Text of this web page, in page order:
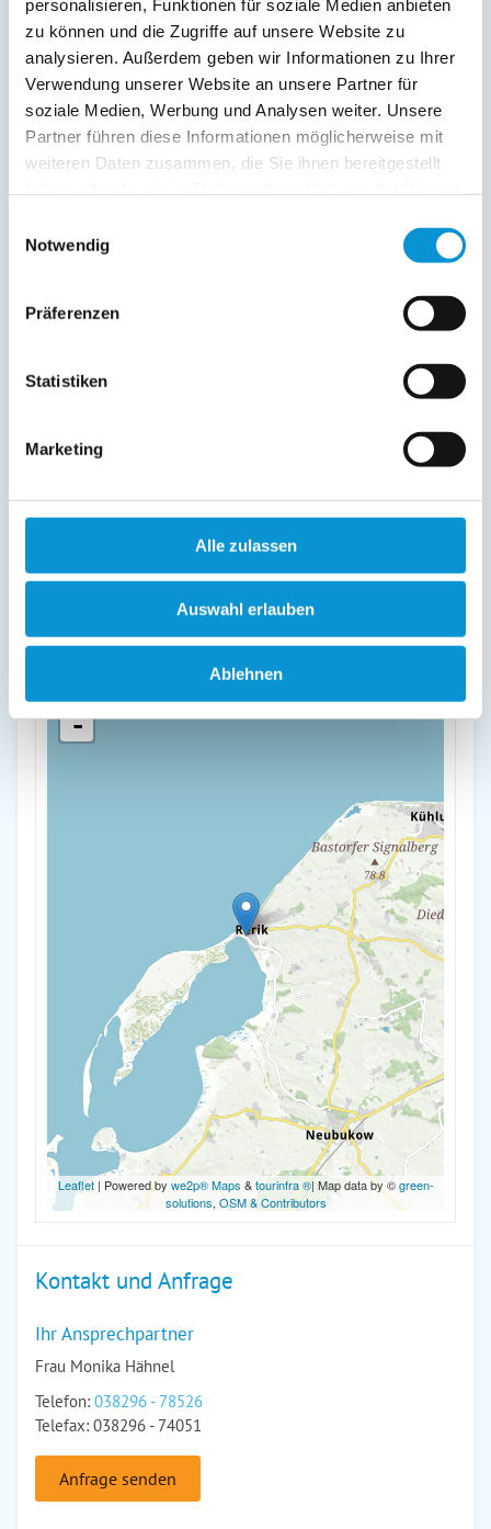
personalisieren, Funktionen für soziale Medien anbieten
zu können und die Zugriffe auf unsere Website zu
analysieren. Außerdem geben wir Informationen zu Ihrer
Verwendung unserer Website an unsere Partner für
soziale Medien, Werbung und Analysen weiter. Unsere
Partner führen diese Informationen möglicherweise mit
weiteren Daten zusammen, die Sie ihnen bereitgestellt
Notwendig
Präferenzen
Statistiken
Marketing
Alle zulassen
Auswahl erlauben
Ablehnen
Preise (pro Nacht in Euro)
Zeitraum
1. Nacht
reinigung
jede Folge­
nacht
01. Jan - 30. Jun 140 €
70 €
01. Sep -
enthalten(siehe oben)
Preiszusatz:
Die dritte Person zahlt 10 Euro zusätzlich
Lage & Adresse des Objektes
Hähnel
-
Leaflet| Powered by we2p® Maps &tourinfra ®| Map data by ©green-
solutions, OSM & Contributors
Kontakt und Anfrage
Ihr Ansprechpartner
Frau Monika Hähnel
Telefon: 038296 - 78526
Telefax: 038296 - 74051
Anfrage senden